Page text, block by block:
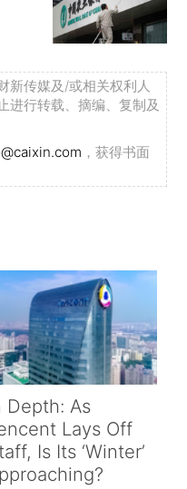
新传媒及/或相关权利人
进行转载、摘编、复制及
，获得书面
Depth: As
Lays Off
Is Its ‘Winter’